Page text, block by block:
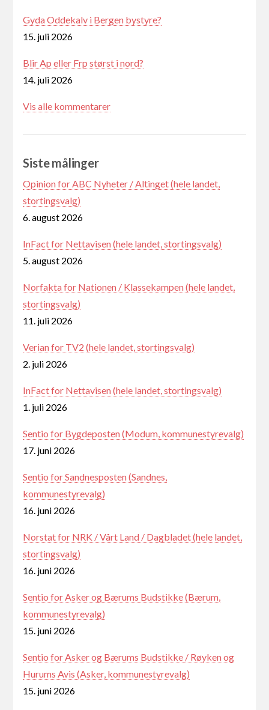
Gyda Oddekalv i Bergen bystyre?
15. juli 2026
Blir Ap eller Frp størst i nord?
14. juli 2026
Vis alle kommentarer
Siste målinger
Opinion for ABC Nyheter / Altinget (hele landet,
stortingsvalg)
6. august 2026
InFact for Nettavisen (hele landet, stortingsvalg)
5. august 2026
Norfakta for Nationen / Klassekampen (hele landet,
stortingsvalg)
11. juli 2026
Verian for TV2 (hele landet, stortingsvalg)
2. juli 2026
InFact for Nettavisen (hele landet, stortingsvalg)
1. juli 2026
Sentio for Bygdeposten (Modum, kommunestyrevalg)
17. juni 2026
Sentio for Sandnesposten (Sandnes,
kommunestyrevalg)
16. juni 2026
Norstat for NRK / Vårt Land / Dagbladet (hele landet,
stortingsvalg)
16. juni 2026
Sentio for Asker og Bærums Budstikke (Bærum,
kommunestyrevalg)
15. juni 2026
Sentio for Asker og Bærums Budstikke / Røyken og
Hurums Avis (Asker, kommunestyrevalg)
15. juni 2026